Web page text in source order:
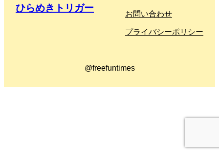
ひらめきトリガー
お問い合わせ
プライバシーポリシー
@freefuntimes